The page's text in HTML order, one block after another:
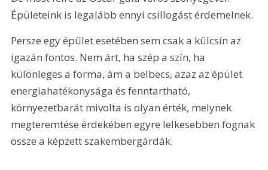
Épületeink is legalább ennyi csillogást érdemelnek.
Persze egy épület esetében sem csak a külcsín az
igazán fontos. Nem árt, ha szép a szín, ha
különleges a forma, ám a belbecs, azaz az épület
energiahatékonysága és fenntartható,
környezetbarát mivolta is olyan érték, melynek
megteremtése érdekében egyre lelkesebben fognak
össze a képzett szakembergárdák.